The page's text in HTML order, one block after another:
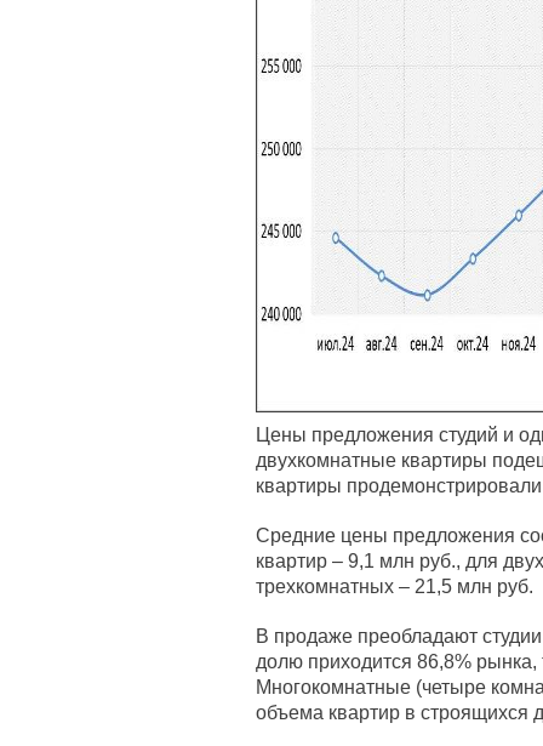
Цены предложения студий и
двухкомнатные квартиры
квартиры
Средние цены предложения
квартир – 9,1 млн руб., для
трехкомнатных – 21,5 млн руб.
В продаже преобладают
долю приходится 86,8%
Многокомнатные (четыре
объема квартир в строящихся